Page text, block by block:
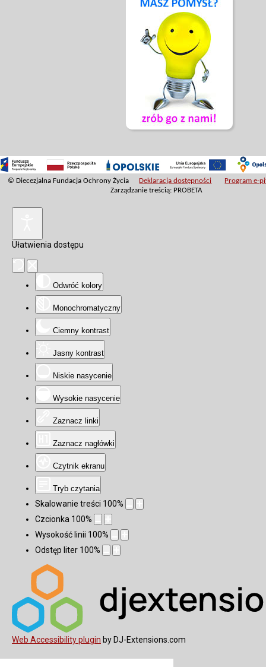
© Diecezjalna Fundacja Ochrony Życia Deklaracja dostępności
Program e-
Zarządzanie treścią: PROBETA
Ułatwienia dostępu
Odwróć kolory
Monochromatyczny
Ciemny kontrast
Jasny kontrast
Niskie nasycenie
Wysokie nasycenie
Zaznacz linki
Zaznacz nagłówki
Czytnik ekranu
Tryb czytania
Skalowanie treści 100%
Czcionka 100%
Wysokość linii 100%
Odstęp liter 100%
Web Accessibility plugin by DJ-Extensions.com